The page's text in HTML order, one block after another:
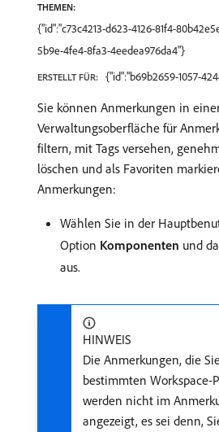
THEMEN:
{"id":"c73c4213-d623-4126-81f4-
5b9e-4fe4-8fa3-4eedea976da4"}
ERSTELLT FÜR: {"id":"b69b2659-1057-
Sie können Anmerkungen in
Verwaltungsoberfläche für
filtern, mit Tags versehen,
löschen und als Favoriten
Anmerkungen:
Wählen Sie in der
Option Komponenten und
aus.
HINWEIS
Die Anmerkungen, die
bestimmten Workspace-
werden nicht im
angezeigt, es sei denn,